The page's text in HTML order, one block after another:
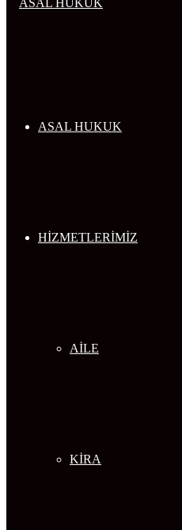
ASAL HUKUK
HİZMETLERİMİZ
AİLE
KİRA